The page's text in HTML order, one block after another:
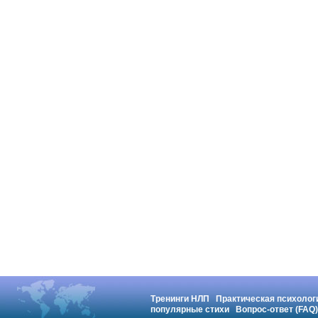
Тренинги НЛП
Практическая
популярные стихи
Вопрос-ответ (FAQ)